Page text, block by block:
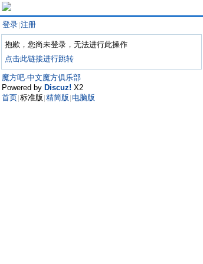
登录 注册
抱歉，您尚未登录，无法进行此操作
点击此链接进行跳转
魔方吧·中文魔方俱乐部
Powered by Discuz! X2
首页 标准版 精简版 电脑版